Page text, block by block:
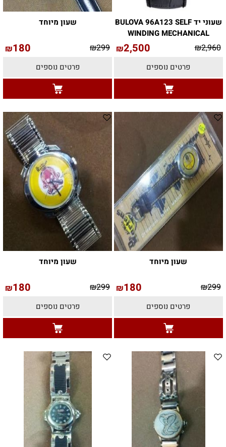
שעוני יד BULOVA 96A123 SELF
WINDING MECHANICAL
₪2,960
₪2,500
פרטים נוספים
שעון מיוחד
₪299
₪180
פרטים נוספים
שעון מיוחד
₪299
₪180
פרטים נוספים
שעון מיוחד
₪299
₪180
פרטים נוספים